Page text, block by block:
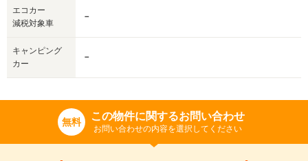
エコカー
減税対象車
－
キャンピング
カー
－
無料 この物件に関するお問い合わせ
お問い合わせの内容を選択してください